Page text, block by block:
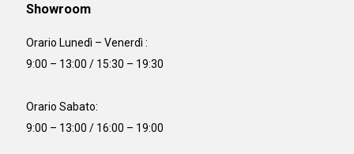
Showroom
Orario Lunedì – Venerdì :
9:00 – 13:00 / 15:30 – 19:30
Orario Sabato:
9:00 – 13:00 / 16:00 – 19:00